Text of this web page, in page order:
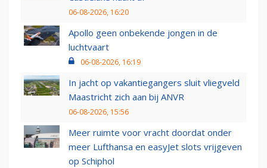
06-08-2026, 16:20
Apollo geen onbekende jongen in de
luchtvaart
06-08-2026, 16:19
In jacht op vakantiegangers sluit vliegveld
Maastricht zich aan bij ANVR
06-08-2026, 15:56
Meer ruimte voor vracht doordat onder
meer Lufthansa en easyJet slots vrijgeven
op Schiphol